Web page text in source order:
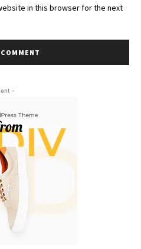
in this browser for the next
-